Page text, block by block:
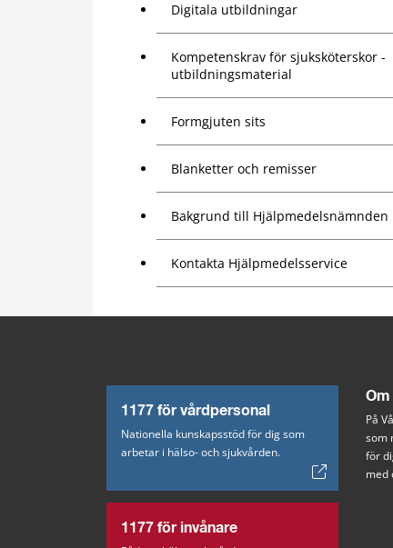
Digitala utbildningar
Kompetenskrav för sjuksköterskor -
utbildningsmaterial
Formgjuten sits
Blanketter och remisser
Bakgrund till Hjälpmedelsnämnden
Kontakta Hjälpmedelsservice
1177 för vårdpersonal
Nationella kunskapsstöd för dig som
arbetar i hälso- och sjukvården.
1177 för invånare
Om
På
som
för
med